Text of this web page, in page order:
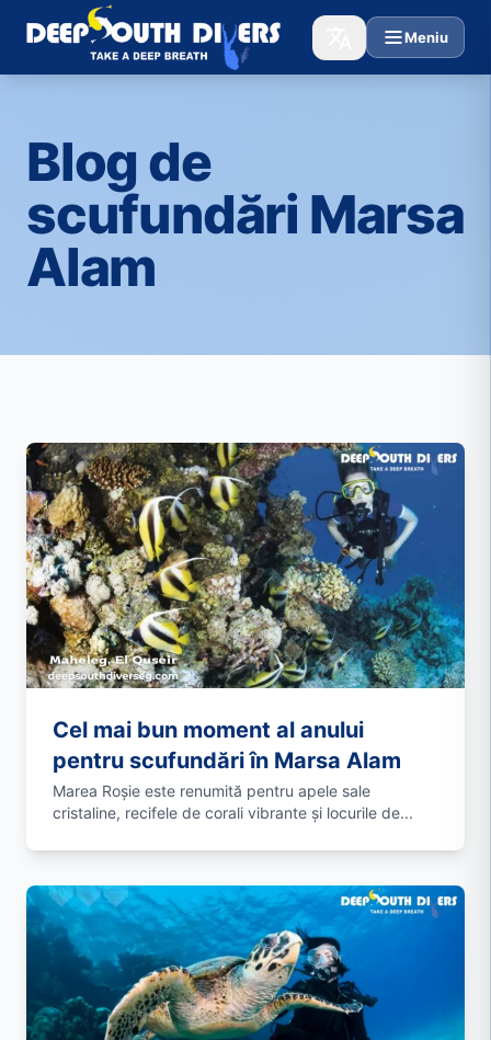
Meniu
Blog de
scufundări Marsa
Alam
Cel mai bun moment al anului
pentru scufundări în Marsa Alam
Marea Roșie este renumită pentru apele sale
cristaline, recifele de corali vibrante și locurile de...